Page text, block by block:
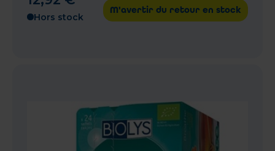
Hors stock
M'avertir du retour en stock